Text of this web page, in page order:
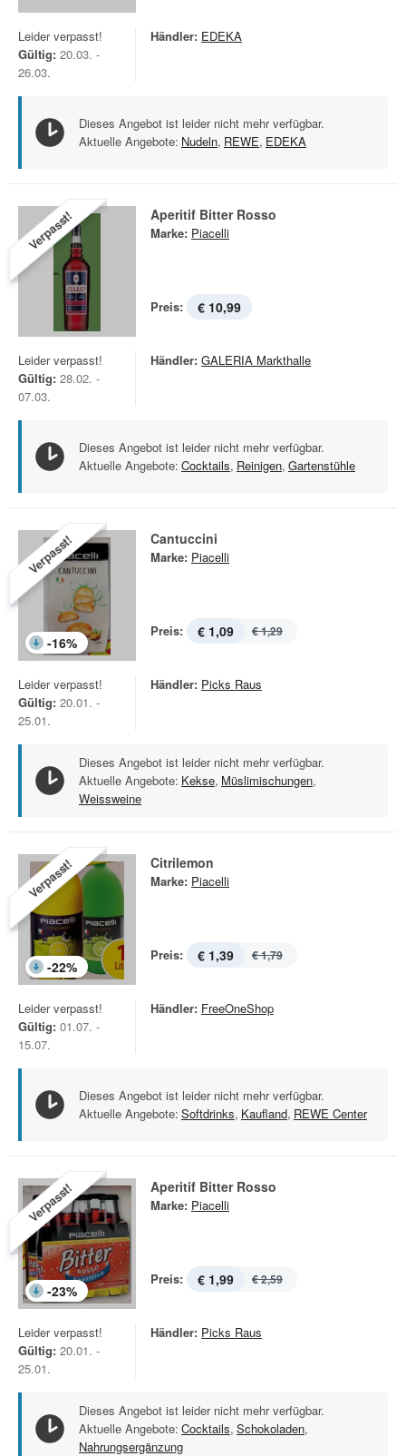
Leider verpasst!
Gültig: 20.03. -
26.03.
Händler: EDEKA
Dieses Angebot ist leider nicht mehr verfügbar.
Aktuelle Angebote: Nudeln, REWE, EDEKA
Verpasst! Aperitif Bitter Rosso
Marke: Piacelli
Preis: € 10,99
Leider verpasst!
Gültig: 28.02. -
07.03.
Händler: GALERIA Markthalle
Dieses Angebot ist leider nicht mehr verfügbar.
Aktuelle Angebote: Cocktails, Reinigen, Gartenstühle
Verpasst!
-16%
Cantuccini
Marke: Piacelli
Preis: € 1,09 € 1,29
Leider verpasst!
Gültig: 20.01. -
25.01.
Händler: Picks Raus
Dieses Angebot ist leider nicht mehr verfügbar.
Aktuelle Angebote: Kekse, Müslimischungen,
Weissweine
Verpasst!
-22%
Citrilemon
Marke: Piacelli
Preis: € 1,39 € 1,79
Leider verpasst!
Gültig: 01.07. -
15.07.
Händler: FreeOneShop
Dieses Angebot ist leider nicht mehr verfügbar.
Aktuelle Angebote: Softdrinks, Kaufland, REWE Center
Verpasst!
-23%
Aperitif Bitter Rosso
Marke: Piacelli
Preis: € 1,99 € 2,59
Leider verpasst!
Gültig: 20.01. -
25.01.
Händler: Picks Raus
Dieses Angebot ist leider nicht mehr verfügbar.
Aktuelle Angebote: Cocktails, Schokoladen,
Nahrungsergänzung